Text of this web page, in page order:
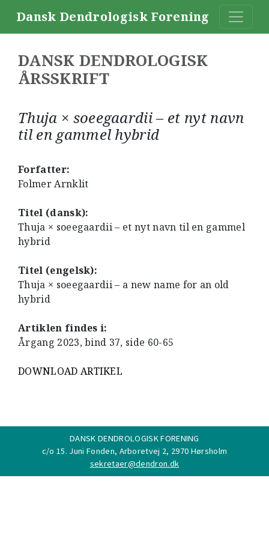
Dansk Dendrologisk Forening
DANSK DENDROLOGISK
ÅRSSKRIFT
Thuja × soeegaardii – et nyt navn
til en gammel hybrid
Forfatter:
Folmer Arnklit
Titel (dansk):
Thuja × soeegaardii – et nyt navn til en gammel
hybrid
Titel (engelsk):
Thuja × soeegaardii – a new name for an old
hybrid
Artiklen findes i:
Årgang 2023, bind 37, side 60-65
DOWNLOAD ARTIKEL
DANSK DENDROLOGISK FORENING
c/o 15. Juni Fonden, Arboretvej 2, 2970 Hørsholm
sekretaer@dendron.dk